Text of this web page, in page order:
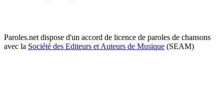
Paroles.net dispose d'un accord de licence de paroles de chansons
avec la Société des Editeurs et Auteurs de Musique (SEAM)